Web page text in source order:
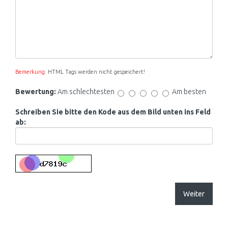
Bemerkung: HTML Tags werden nicht gespeichert!
Bewertung: Am schlechtesten Am besten
Schreiben Sie bitte den Kode aus dem Bild unten ins Feld
ab:
Weiter